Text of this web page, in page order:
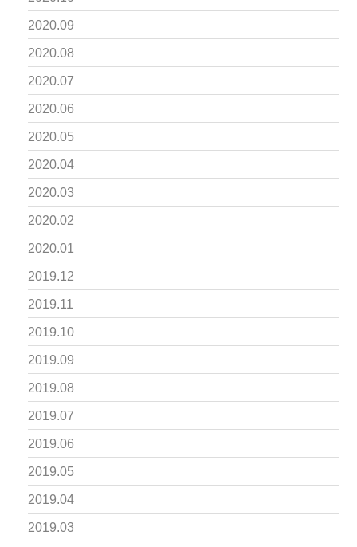
2020.09
2020.08
2020.07
2020.06
2020.05
2020.04
2020.03
2020.02
2020.01
2019.12
2019.11
2019.10
2019.09
2019.08
2019.07
2019.06
2019.05
2019.04
2019.03